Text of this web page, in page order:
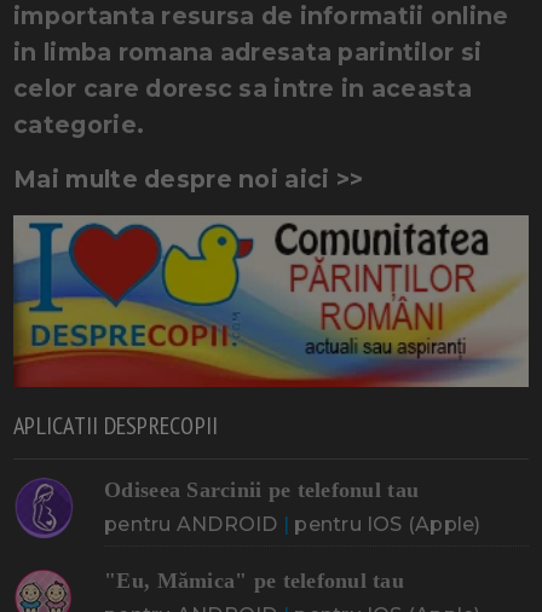
importanta resursa de informatii online
in limba romana adresata parintilor si
celor care doresc sa intre in aceasta
categorie.
Mai multe despre noi aici >>
APLICATII DESPRECOPII
Odiseea Sarcinii pe telefonul tau
pentru ANDROID | pentru IOS (Apple)
"Eu, Mămica" pe telefonul tau